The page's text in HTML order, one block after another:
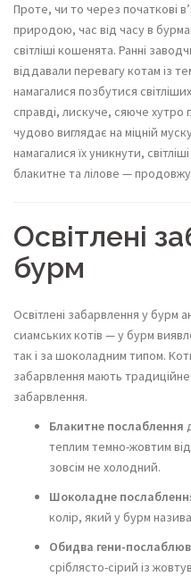
Проте, чи то через початкові
природою, час від часу в
світліші кошенята. Ранні
віддавали перевагу котам із
намагалися позбутися
справді, лискуче, сяюче хутро
чудово виглядає на міцній
намагалися їх уникнути,
блакитне та лілове —
Освітлені
бурм
Освітлені забарвлення у бурм
сиамських котів — у бурм
так і за шоколадним типом.
забарвлення мають
забарвлення.
Блакитне послаблення
теплим темно-жовтим
зовсім не холодний.
Шоколадне
колір, який у бурм
Обидва гени-
сріблясто-сірий із